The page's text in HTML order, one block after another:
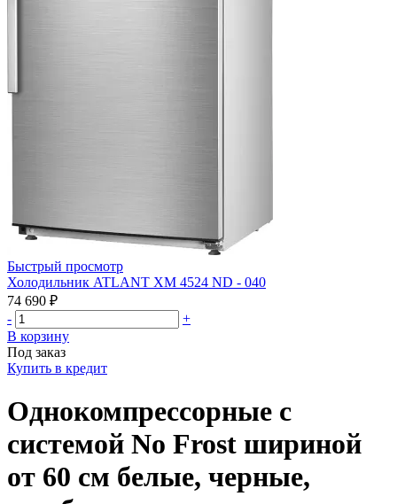
Быстрый просмотр
Холодильник ATLANT ХМ 4524 ND - 040
74 690 ₽
-
+
В корзину
Под заказ
Купить в кредит
Однокомпрессорные с
системой No Frost шириной
от 60 см белые, черные,